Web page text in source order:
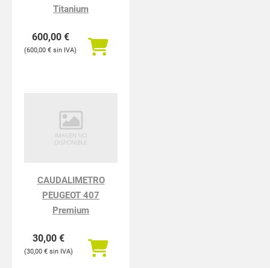
Titanium
600,00 €
600,00 €
CAUDALIMETRO
PEUGEOT 407
Premium
30,00 €
30,00 €